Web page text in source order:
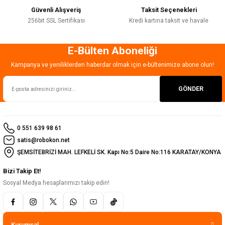
Gönder
Güvenli Alışveriş
256bit SSL Sertifikası
Taksit Seçenekleri
Kredi kartına taksit ve havale
E-Bülten Aboneliği
Kampanya ve yeniliklerden haberdar olmak için e-bültenimize abone olun!
GÖNDER
0 551 639 98 61
satis@robokon.net
ŞEMSİTEBRİZİ MAH. LEFKELİ SK. Kapı No:5 Daire No:116 KARATAY/KONYA
Bizi Takip Et!
Sosyal Medya hesaplarımızı takip edin!